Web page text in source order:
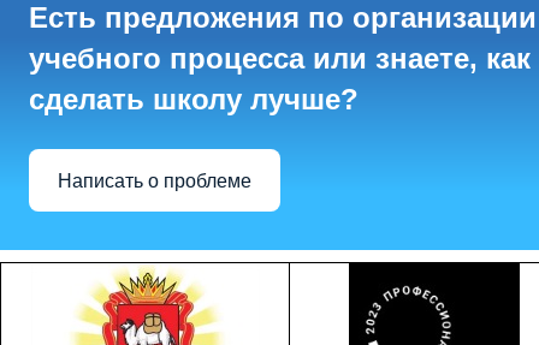
Есть предложения по организации
учебного процесса или знаете, как
сделать школу лучше?
Написать о проблеме